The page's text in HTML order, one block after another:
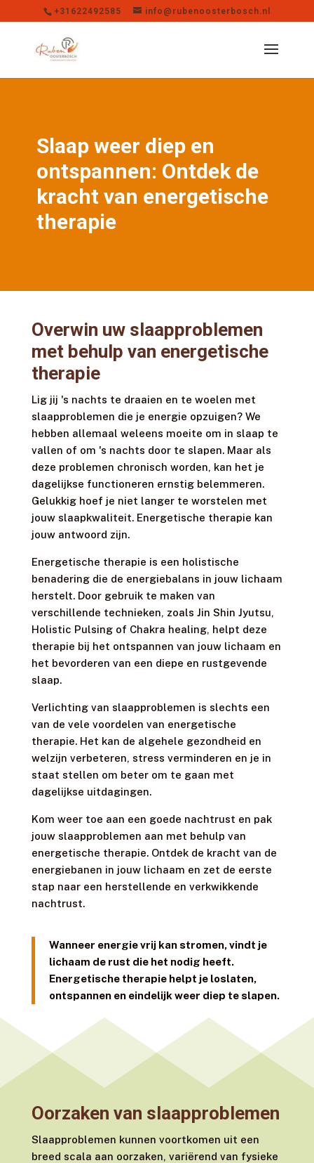
+31622492585 info@rubenoosterbosch.nl
Slaap weer diep en
ontspannen: Ontdek de
kracht van energetische
therapie
Overwin uw slaapproblemen
met behulp van energetische
therapie
Lig jij 's nachts te draaien en te woelen met
slaapproblemen die je energie opzuigen? We
hebben allemaal weleens moeite om in slaap te
vallen of om 's nachts door te slapen. Maar als
deze problemen chronisch worden, kan het je
dagelijkse functioneren ernstig belemmeren.
Gelukkig hoef je niet langer te worstelen met
jouw slaapkwaliteit. Energetische therapie kan
jouw antwoord zijn.
Energetische therapie is een holistische
benadering die de energiebalans in jouw lichaam
herstelt. Door gebruik te maken van
verschillende technieken, zoals Jin Shin Jyutsu,
Holistic Pulsing of Chakra healing, helpt deze
therapie bij het ontspannen van jouw lichaam en
het bevorderen van een diepe en rustgevende
slaap.
Verlichting van slaapproblemen is slechts een
van de vele voordelen van energetische
therapie. Het kan de algehele gezondheid en
welzijn verbeteren, stress verminderen en je in
staat stellen om beter om te gaan met
dagelijkse uitdagingen.
Kom weer toe aan een goede nachtrust en pak
jouw slaapproblemen aan met behulp van
energetische therapie. Ontdek de kracht van de
energiebanen in jouw lichaam en zet de eerste
stap naar een herstellende en verkwikkende
nachtrust.
Wanneer energie vrij kan stromen, vindt je
lichaam de rust die het nodig heeft.
Energetische therapie helpt je loslaten,
ontspannen en eindelijk weer diep te slapen.
Oorzaken van slaapproblemen
Slaapproblemen kunnen voortkomen uit een
breed scala aan oorzaken, variërend van fysieke